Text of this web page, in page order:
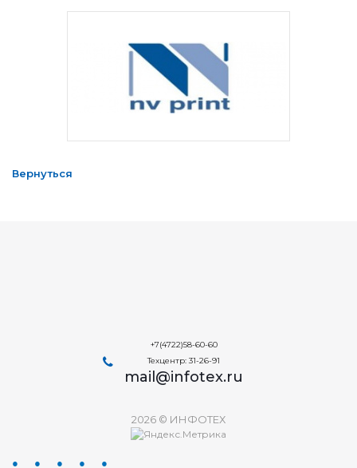
Вернуться
+7(4722)58-60-60
Техцентр: 31-26-91
mail@infotex.ru
2026 © ИНФОТЕХ